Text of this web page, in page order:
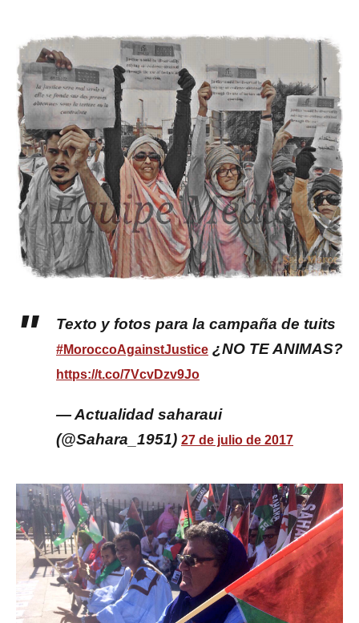
Texto y fotos para la campaña de tuits
#MoroccoAgainstJustice ¿NO TE ANIMAS?
https://t.co/7VcvDzv9Jo
— Actualidad saharaui
(@Sahara_1951) 27 de julio de 2017